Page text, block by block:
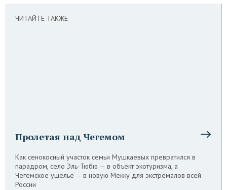
ЧИТАЙТЕ ТАКЖЕ
Пролетая над Чегемом
Как сенокосный участок семьи Мушкаевых превратился в
парадром, село Эль-Тюбю — в объект экотуризма, а
Чегемское ущелье — в новую Мекку для экстремалов всей
России